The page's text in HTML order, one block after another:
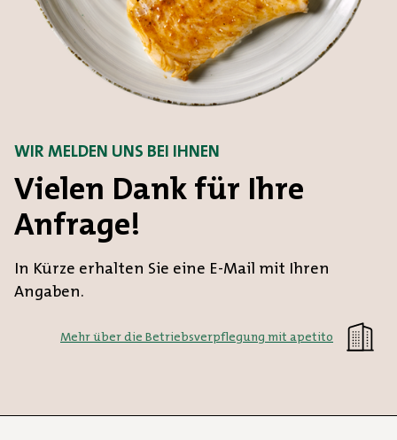
Vielen Dank für Ihre
Anfrage!
WIR MELDEN UNS BEI IHNEN
In Kürze erhalten Sie eine E-Mail mit Ihren
Angaben.
Mehr über die Betriebsverpflegung mit apetito